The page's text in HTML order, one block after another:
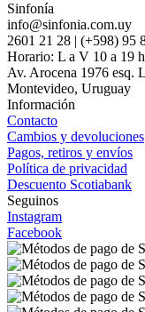
Sinfonía
info@sinfonia.com.uy
2601 21 28 | (+598) 95
Horario: L a V 10 a 19
Av. Arocena 1976 esq.
Montevideo, Uruguay
Información
Contacto
Cambios y devoluciones
Pagos, retiros y envíos
Política de privacidad
Descuento Scotiabank
Seguinos
Instagram
Facebook